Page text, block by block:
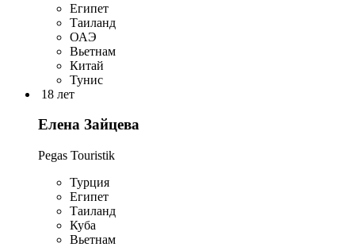
Египет
Таиланд
ОАЭ
Вьетнам
Китай
Тунис
18 лет
Елена Зайцева
Pegas Touristik
Турция
Египет
Таиланд
Куба
Вьетнам